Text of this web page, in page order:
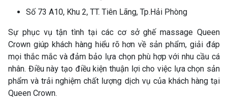
Số 73 A10, Khu 2, TT. Tiên Lãng, Tp.Hải Phòng
Sự phục vụ tận tình tại các cơ sở ghế massage Queen
Crown giúp khách hàng hiểu rõ hơn về sản phẩm, giải đáp
mọi thắc mắc và đảm bảo lựa chọn phù hợp với nhu cầu cá
nhân. Điều này tạo điều kiện thuận lợi cho việc lựa chọn sản
phẩm và trải nghiệm chất lượng dịch vụ của khách hàng tại
Queen Crown.